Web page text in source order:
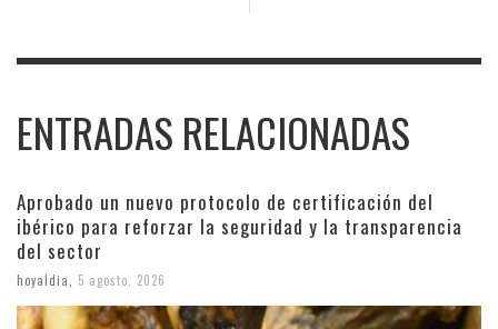
ENTRADAS RELACIONADAS
Aprobado un nuevo protocolo de certificación del
ibérico para reforzar la seguridad y la transparencia
del sector
hoyaldia 5 agosto, 2026